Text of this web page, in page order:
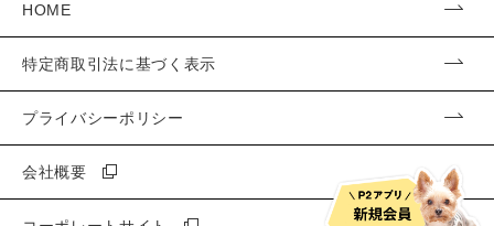
HOME
特定商取引法に基づく表示
プライバシーポリシー
会社概要